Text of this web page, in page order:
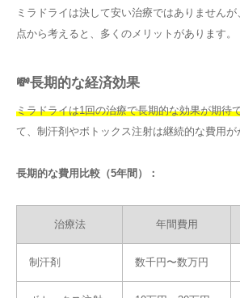
ミラドライは決して安い治療ではありません
点から考えると、多くのメリットがあります。
💸長期的な経済効果
ミラドライは1回の治療で長期的な効果が期待
て、制汗剤やボトックス注射は継続的な費用が
長期的な費用比較（5年間）：
治療法 年間費用
制汗剤 数千円〜数万円